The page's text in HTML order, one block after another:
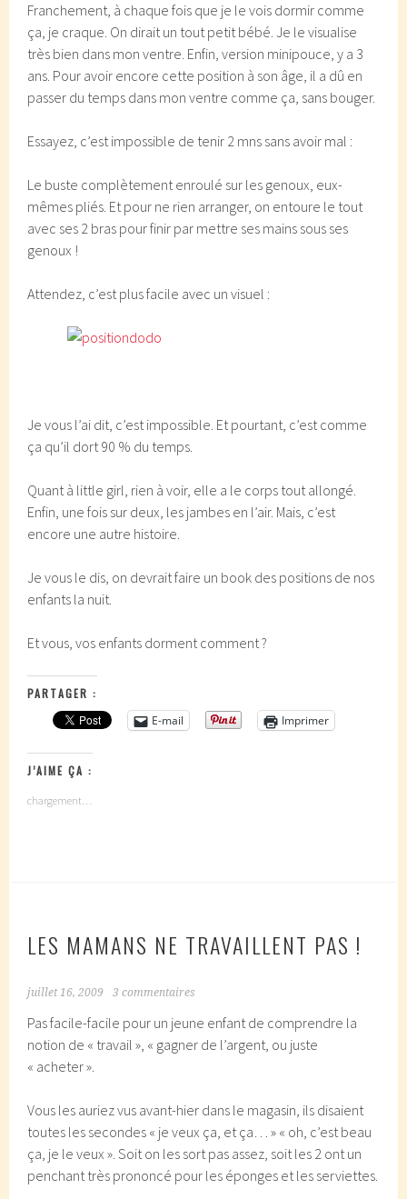
Franchement, à chaque fois que je le vois dormir comme
ça, je craque. On dirait un tout petit bébé. Je le visualise
très bien dans mon ventre. Enfin, version minipouce, y a 3
ans. Pour avoir encore cette position à son âge, il a dû en
passer du temps dans mon ventre comme ça, sans bouger.
Essayez, c’est impossible de tenir 2 mns sans avoir mal :
Le buste complètement enroulé sur les genoux, eux-
mêmes pliés. Et pour ne rien arranger, on entoure le tout
avec ses 2 bras pour finir par mettre ses mains sous ses
genoux !
Attendez, c’est plus facile avec un visuel :
Je vous l’ai dit, c’est impossible. Et pourtant, c’est comme
ça qu’il dort 90 % du temps.
Quant à little girl, rien à voir, elle a le corps tout allongé.
Enfin, une fois sur deux, les jambes en l’air. Mais, c’est
encore une autre histoire.
Je vous le dis, on devrait faire un book des positions de nos
enfants la nuit.
Et vous, vos enfants dorment comment ?
PARTAGER :
E-mail
Imprimer
J’AIME ÇA :
chargement…
LES MAMANS NE TRAVAILLENT PAS !
juillet 16, 2009 3 commentaires
Pas facile-facile pour un jeune enfant de comprendre la
notion de « travail », « gagner de l’argent, ou juste
« acheter ».
Vous les auriez vus avant-hier dans le magasin, ils disaient
toutes les secondes « je veux ça, et ça… » « oh, c’est beau
ça, je le veux ». Soit on les sort pas assez, soit les 2 ont un
penchant très prononcé pour les éponges et les serviettes.